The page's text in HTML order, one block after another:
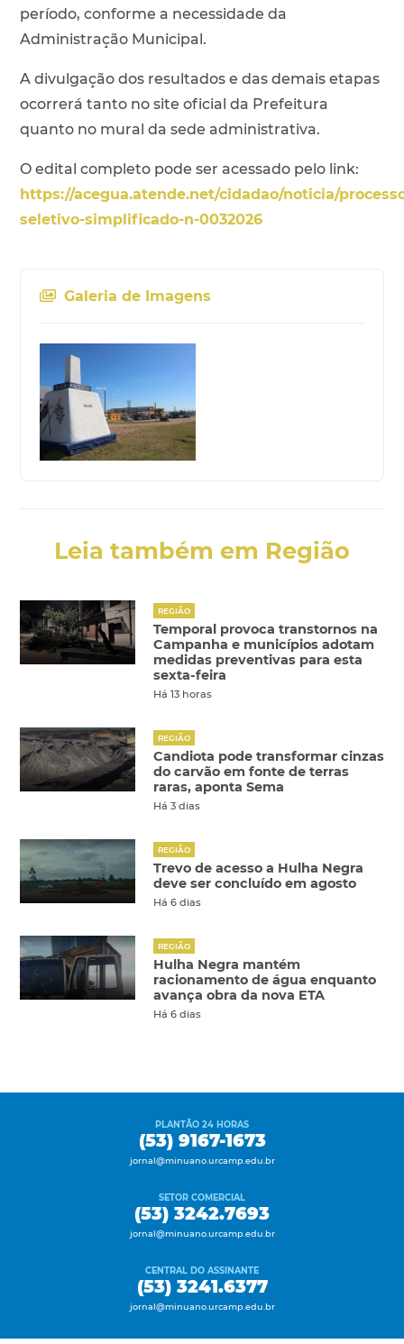
período, conforme a necessidade da
Administração Municipal.
A divulgação dos resultados e das demais etapas
ocorrerá tanto no site oficial da Prefeitura
quanto no mural da sede administrativa.
O edital completo pode ser acessado pelo link:
https://acegua.atende.net/cidadao/noticia/
seletivo-simplificado-n-0032026
Galeria de Imagens
Leia também em Região
REGIÃO
Temporal provoca transtornos na
Campanha e municípios adotam
medidas preventivas para esta
sexta-feira
Há 13 horas
REGIÃO
Candiota pode transformar cinzas
do carvão em fonte de terras
raras, aponta Sema
Há 3 dias
REGIÃO
Trevo de acesso a Hulha Negra
deve ser concluído em agosto
Há 6 dias
REGIÃO
Hulha Negra mantém
racionamento de água enquanto
avança obra da nova ETA
Há 6 dias
PLANTÃO 24 HORAS
(53) 9167-1673
jornal@minuano.urcamp.edu.br
SETOR COMERCIAL
(53) 3242.7693
jornal@minuano.urcamp.edu.br
CENTRAL DO ASSINANTE
(53) 3241.6377
jornal@minuano.urcamp.edu.br